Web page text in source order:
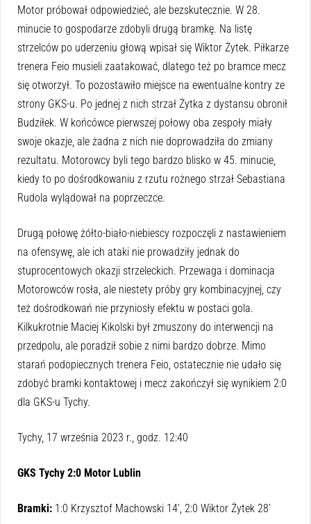
Motor próbował odpowiedzieć, ale bezskutecznie. W 28.
minucie to gospodarze zdobyli drugą bramkę. Na listę
strzelców po uderzeniu głową wpisał się Wiktor Żytek. Piłkarze
trenera Feio musieli zaatakować, dlatego też po bramce mecz
się otworzył. To pozostawiło miejsce na ewentualne kontry ze
strony GKS-u. Po jednej z nich strzał Żytka z dystansu obronił
Budziłek. W końcówce pierwszej połowy oba zespoły miały
swoje okazje, ale żadna z nich nie doprowadziła do zmiany
rezultatu. Motorowcy byli tego bardzo blisko w 45. minucie,
kiedy to po dośrodkowaniu z rzutu rożnego strzał Sebastiana
Rudola wylądował na poprzeczce.
Drugą połowę żółto-biało-niebiescy rozpoczęli z nastawieniem
na ofensywę, ale ich ataki nie prowadziły jednak do
stuprocentowych okazji strzeleckich. Przewaga i dominacja
Motorowców rosła, ale niestety próby gry kombinacyjnej, czy
też dośrodkowań nie przyniosły efektu w postaci gola.
Kilkukrotnie Maciej Kikolski był zmuszony do interwencji na
przedpolu, ale poradził sobie z nimi bardzo dobrze. Mimo
starań podopiecznych trenera Feio, ostatecznie nie udało się
zdobyć bramki kontaktowej i mecz zakończył się wynikiem 2:0
dla GKS-u Tychy.
Tychy, 17 września 2023 r., godz. 12:40
GKS Tychy 2:0 Motor Lublin
Bramki: 1:0 Krzysztof Machowski 14’, 2:0 Wiktor Żytek 28’